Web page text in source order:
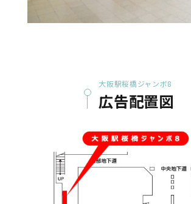
大阪駅桜橋ジャンボ8
広告配置図